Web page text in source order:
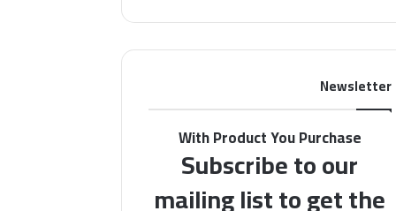
Newsletter
With Product You Purchase
Subscribe to our
mailing list to get the